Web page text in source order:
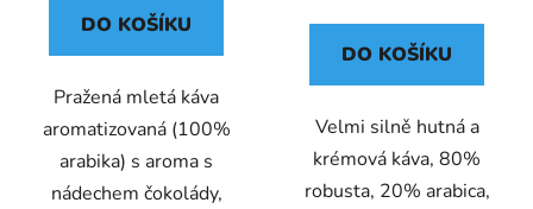
DO KOŠÍKU
Pražená mletá káva
aromatizovaná (100%
arabika) s aroma s
nádechem čokolády,
DO KOŠÍKU
Velmi silně hutná a
krémová káva, 80%
robusta, 20% arabica,